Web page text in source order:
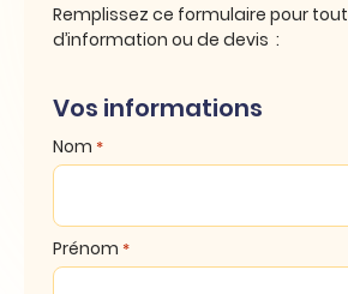
Remplissez ce formulaire pour
d’information ou de devis :
Vos informations
Nom *
Prénom *